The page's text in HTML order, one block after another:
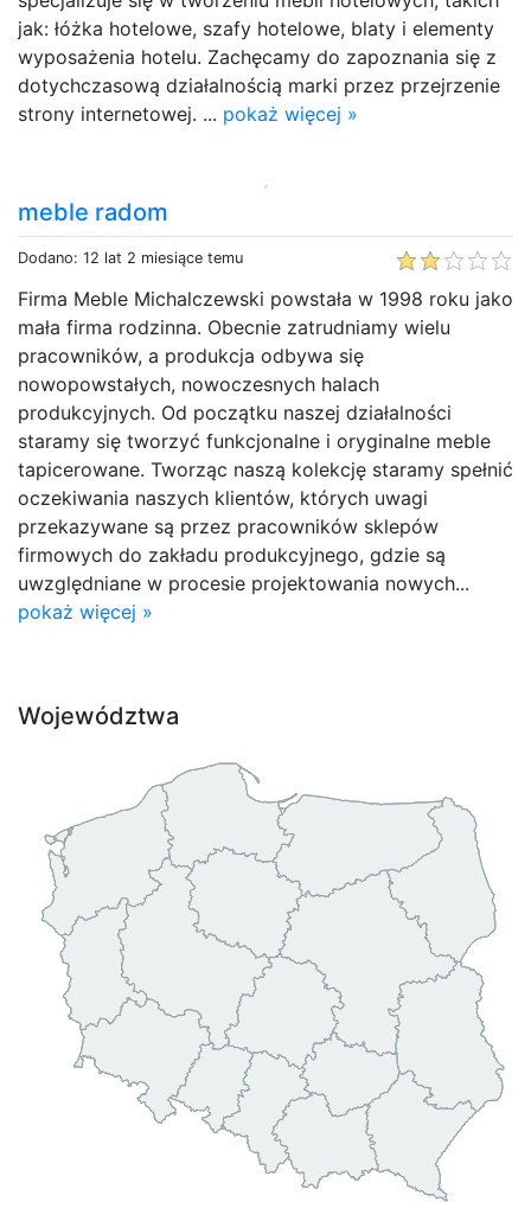
jak: łóżka hotelowe, szafy hotelowe, blaty i elementy
wyposażenia hotelu. Zachęcamy do zapoznania się z
dotychczasową działalnością marki przez przejrzenie
strony internetowej. ... pokaż więcej »
meble radom
Dodano: 12 lat 2 miesiące temu
Firma Meble Michalczewski powstała w 1998 roku jako
mała firma rodzinna. Obecnie zatrudniamy wielu
pracowników, a produkcja odbywa się
nowopowstałych, nowoczesnych halach
produkcyjnych. Od początku naszej działalności
staramy się tworzyć funkcjonalne i oryginalne meble
tapicerowane. Tworząc naszą kolekcję staramy spełnić
oczekiwania naszych klientów, których uwagi
przekazywane są przez pracowników sklepów
firmowych do zakładu produkcyjnego, gdzie są
uwzględniane w procesie projektowania nowych...
pokaż więcej »
Województwa